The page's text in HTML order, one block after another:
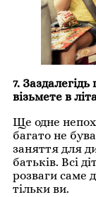
7.
візьмете в
Ще одне
багато не
заняття для
батьків. Всі
розваги саме
тільки ви.